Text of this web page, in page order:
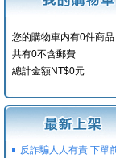
您的購物車内有0件商品
共有0不含郵費
總計金額NT$0元